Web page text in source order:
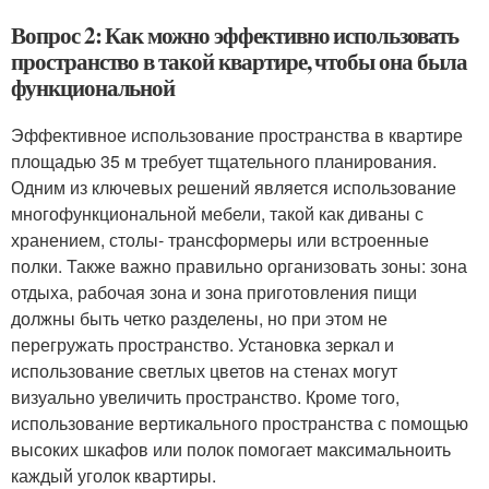
Вопрос 2: Как можно эффективно использовать
пространство в такой квартире, чтобы она была
функциональной
Эффективное использование пространства в квартире
площадью 35 м требует тщательного планирования.
Одним из ключевых решений является использование
многофункциональной мебели, такой как диваны с
хранением, столы- трансформеры или встроенные
полки. Также важно правильно организовать зоны: зона
отдыха, рабочая зона и зона приготовления пищи
должны быть четко разделены, но при этом не
перегружать пространство. Установка зеркал и
использование светлых цветов на стенах могут
визуально увеличить пространство. Кроме того,
использование вертикального пространства с помощью
высоких шкафов или полок помогает максимальноить
каждый уголок квартиры.